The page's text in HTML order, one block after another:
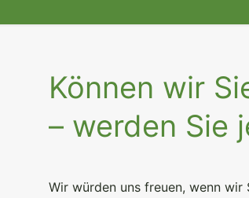
Können wir
– werden Sie
Wir würden uns freuen, wenn